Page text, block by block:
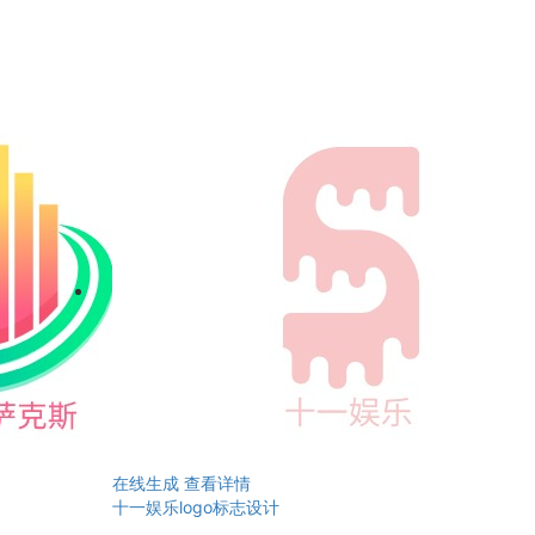
在线生成 查看详情
十一娱乐logo标志设计